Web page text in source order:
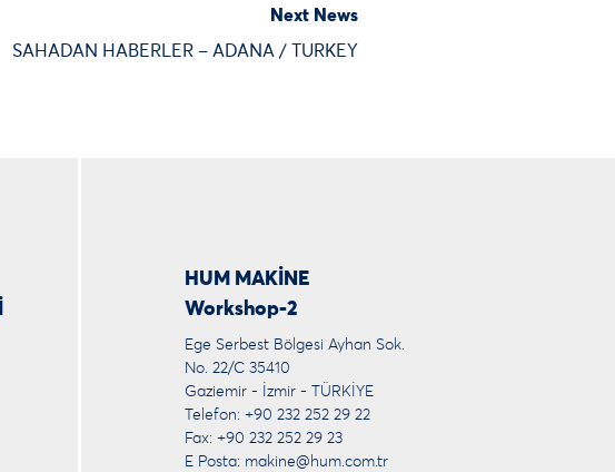
Next News
SAHADAN HABERLER – ADANA / TURKEY
HUM MAKİNE
Workshop-2
Ege Serbest Bölgesi Ayhan Sok.
No. 22/C 35410
Gaziemir - İzmir - TÜRKİYE
Telefon: +90 232 252 29 22
Fax: +90 232 252 29 23
E Posta: makine@hum.com.tr